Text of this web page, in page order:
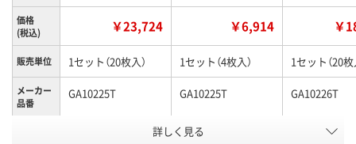
価格
(税込)
￥23,724 ￥6,914 ￥
販売単位 1セット（20枚入） 1セット（4枚入） 1セット（20枚
メーカー
品番
GA10225T GA10225T GA10226T
AK38456 AK37348
詳しく見る